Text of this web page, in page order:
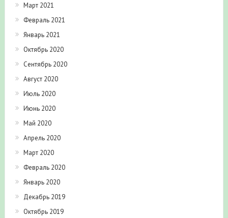
Март 2021
Февраль 2021
Январь 2021
Октябрь 2020
Сентябрь 2020
Август 2020
Июль 2020
Июнь 2020
Май 2020
Апрель 2020
Март 2020
Февраль 2020
Январь 2020
Декабрь 2019
Октябрь 2019